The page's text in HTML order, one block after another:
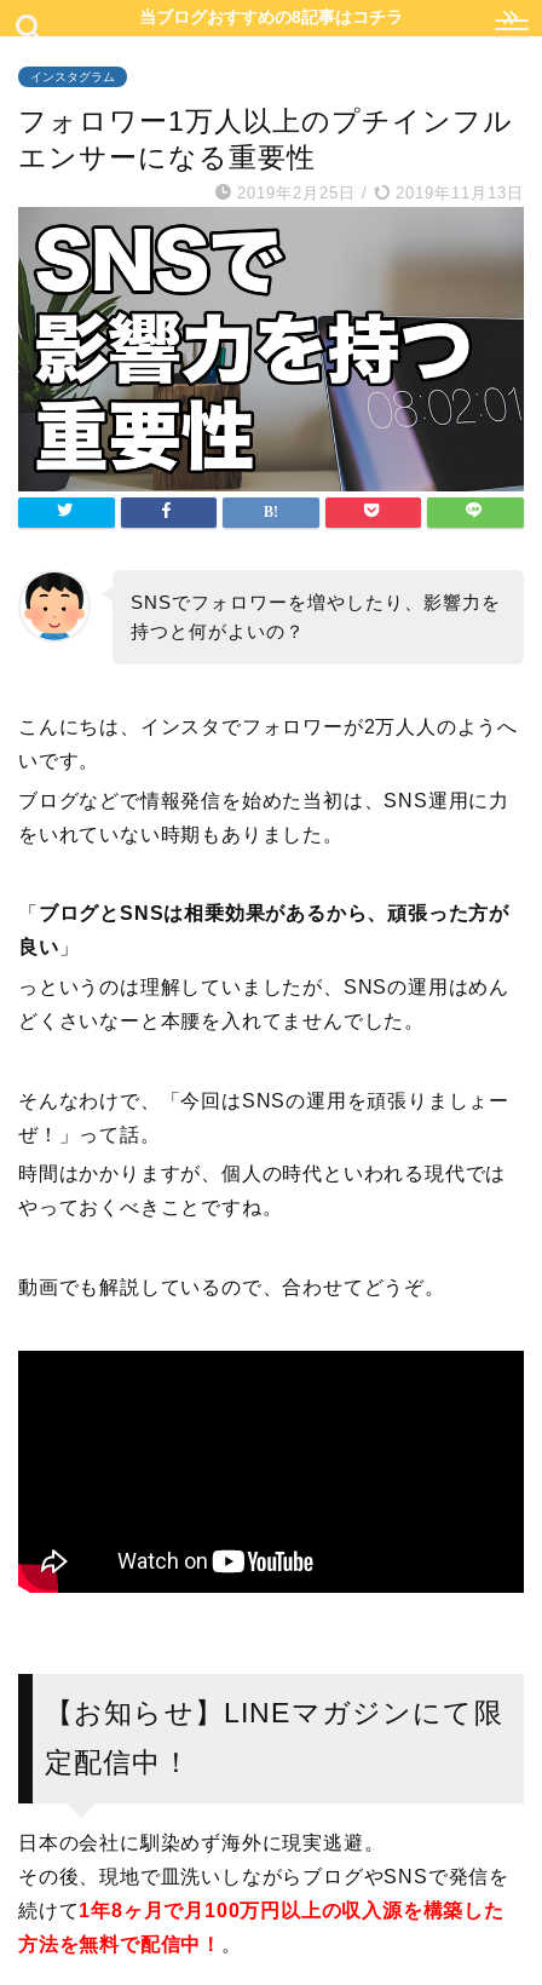
当ブログおすすめの8記事はコチラ
インスタグラム
フォロワー1万人以上のプチインフル
エンサーになる重要性
2019年2月25日 / 2019年11月13日
SNSでフォロワーを増やしたり、影響力を
持つと何がよいの？
こんにちは、インスタでフォロワーが2万人人のようへ
いです。
ブログなどで情報発信を始めた当初は、SNS運用に力
をいれていない時期もありました。
「 ブログとSNSは相乗効果があるから、頑張った方が
良い 」
っというのは理解していましたが、SNSの運用はめん
どくさいなーと本腰を入れてませんでした。
そんなわけで、「今回はSNSの運用を頑張りましょー
ぜ！」って話。
時間はかかりますが、個人の時代といわれる現代では
やっておくべきことですね。
動画でも解説しているので、合わせてどうぞ。
【お知らせ】LINEマガジンにて限
定配信中！
日本の会社に馴染めず海外に現実逃避。
その後、現地で皿洗いしながらブログやSNSで発信を
続けて1年8ヶ月で月100万円以上の収入源を構築した
方法を無料で配信中！ 。